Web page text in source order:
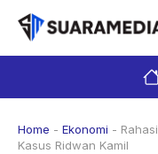
Langsung
isi
Home - Ekonomi -
Kasus Ridwan Kamil